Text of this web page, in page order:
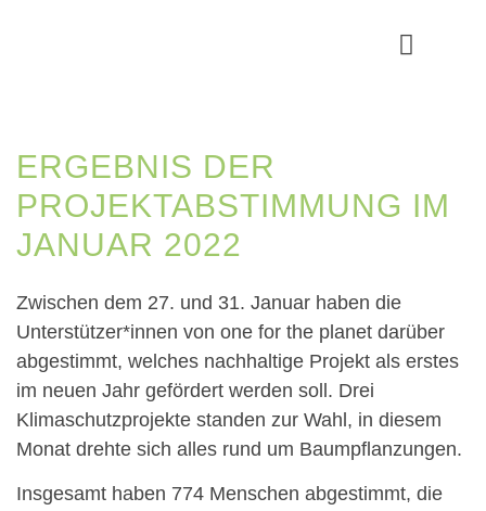
ERGEBNIS DER
PROJEKTABSTIMMUNG IM
JANUAR 2022
Zwischen dem 27. und 31. Januar haben die
Unterstützer*innen von one for the planet darüber
abgestimmt, welches nachhaltige Projekt als erstes
im neuen Jahr gefördert werden soll. Drei
Klimaschutzprojekte standen zur Wahl, in diesem
Monat drehte sich alles rund um Baumpflanzungen.
Insgesamt haben 774 Menschen abgestimmt, die